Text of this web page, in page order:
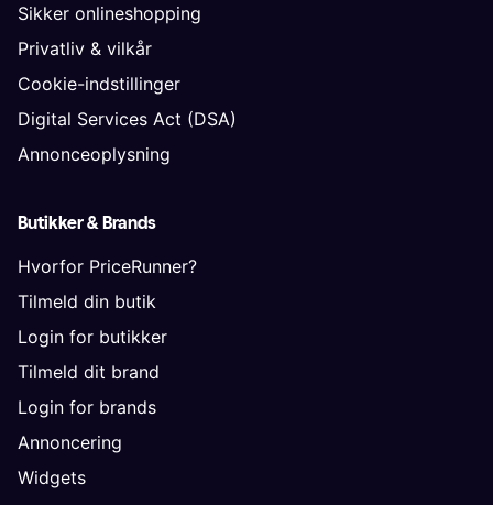
Sikker onlineshopping
Privatliv & vilkår
Cookie-indstillinger
Digital Services Act (DSA)
Annonceoplysning
Butikker & Brands
Hvorfor PriceRunner?
Tilmeld din butik
Login for butikker
Tilmeld dit brand
Login for brands
Annoncering
Widgets